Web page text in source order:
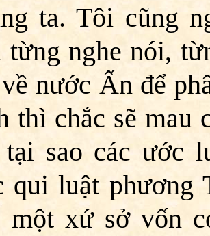
ta. Tôi cũng
từng nghe nói,
nước Ấn để
thì chắc sẽ mau
sao các ước
qui luật phương
một xứ sở vốn